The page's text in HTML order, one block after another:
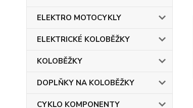
ELEKTRO MOTOCYKLY
ELEKTRICKÉ KOLOBĚŽKY
KOLOBĚŽKY
DOPLŇKY NA KOLOBĚŽKY
CYKLO KOMPONENTY